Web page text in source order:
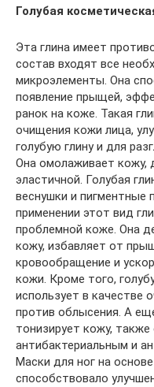
Голубая
Эта глина имеет
состав входят все
микроэлементы. Она
появление прыщей,
ранок на коже. Такая
очищения кожи лица,
голубую глину и для
Она омолаживает кожу,
эластичной. Голубая
веснушки и пигментные
применении этот вид
проблемной коже. Она
кожу, избавляет от
кровообращение и
кожи. Кроме того,
использует в качестве
против облысения. А
тонизирует кожу,
антибактериальным и
Маски для ног на
способствовало